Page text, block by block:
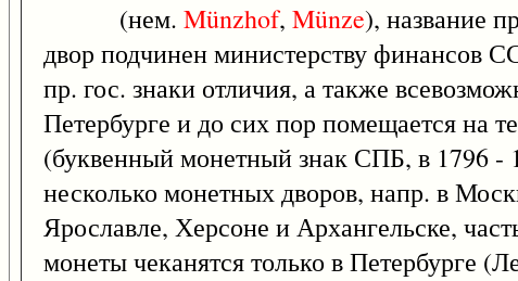
(нем. Münzhof, Münze), название
двор подчинен министерству финансов
пр. гос. знаки отличия, а также
Петербурге и до сих пор помещается на
(буквенный монетный знак СПБ, в 1796
несколько монетных дворов, напр. в
Ярославле, Херсоне и Архангельске,
монеты чеканятся только в Петербурге